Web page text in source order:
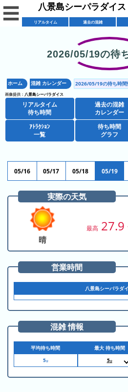
ア
ル
タ
時
間
混
雑
ー
カ
レ
ン
ダ
ト
ラ
ン
一
覧
ョ
ッ
プ
一
ア
ト
ラ
ン
一
覧
人
ン
グ
日
の
グ
昨
日
の
ラ
ン
☰ 八景島シーパラダイ
リアルタイム 過去の混雑
2026/05/19の待
ホーム 混雑 カレンダー 2026/05/19の待ち時間
画像提供： 八景島シーパラダイス
リアルタイム
待ち時間
過去の混雑
カレンダー
ｱﾄﾗｸｼｮﾝ
一覧
待ち時間
グラフ
05/16 05/17 05/18 05/19
実際の天気
晴
最高 27.9
営業時間
八景島シーパラダ
混雑 情報
平均待ち時間
5分
最大 待ち時間
5分
11:00